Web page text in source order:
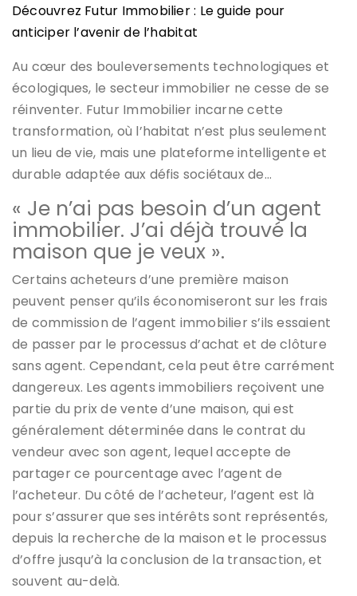
Découvrez Futur Immobilier : Le guide pour
anticiper l’avenir de l’habitat
Au cœur des bouleversements technologiques et
écologiques, le secteur immobilier ne cesse de se
réinventer. Futur Immobilier incarne cette
transformation, où l’habitat n’est plus seulement
un lieu de vie, mais une plateforme intelligente et
durable adaptée aux défis sociétaux de…
« Je n’ai pas besoin d’un agent
immobilier. J’ai déjà trouvé la
maison que je veux ».
Certains acheteurs d’une première maison
peuvent penser qu’ils économiseront sur les frais
de commission de l’agent immobilier s’ils essaient
de passer par le processus d’achat et de clôture
sans agent. Cependant, cela peut être carrément
dangereux. Les agents immobiliers reçoivent une
partie du prix de vente d’une maison, qui est
généralement déterminée dans le contrat du
vendeur avec son agent, lequel accepte de
partager ce pourcentage avec l’agent de
l’acheteur. Du côté de l’acheteur, l’agent est là
pour s’assurer que ses intérêts sont représentés,
depuis la recherche de la maison et le processus
d’offre jusqu’à la conclusion de la transaction, et
souvent au-delà.